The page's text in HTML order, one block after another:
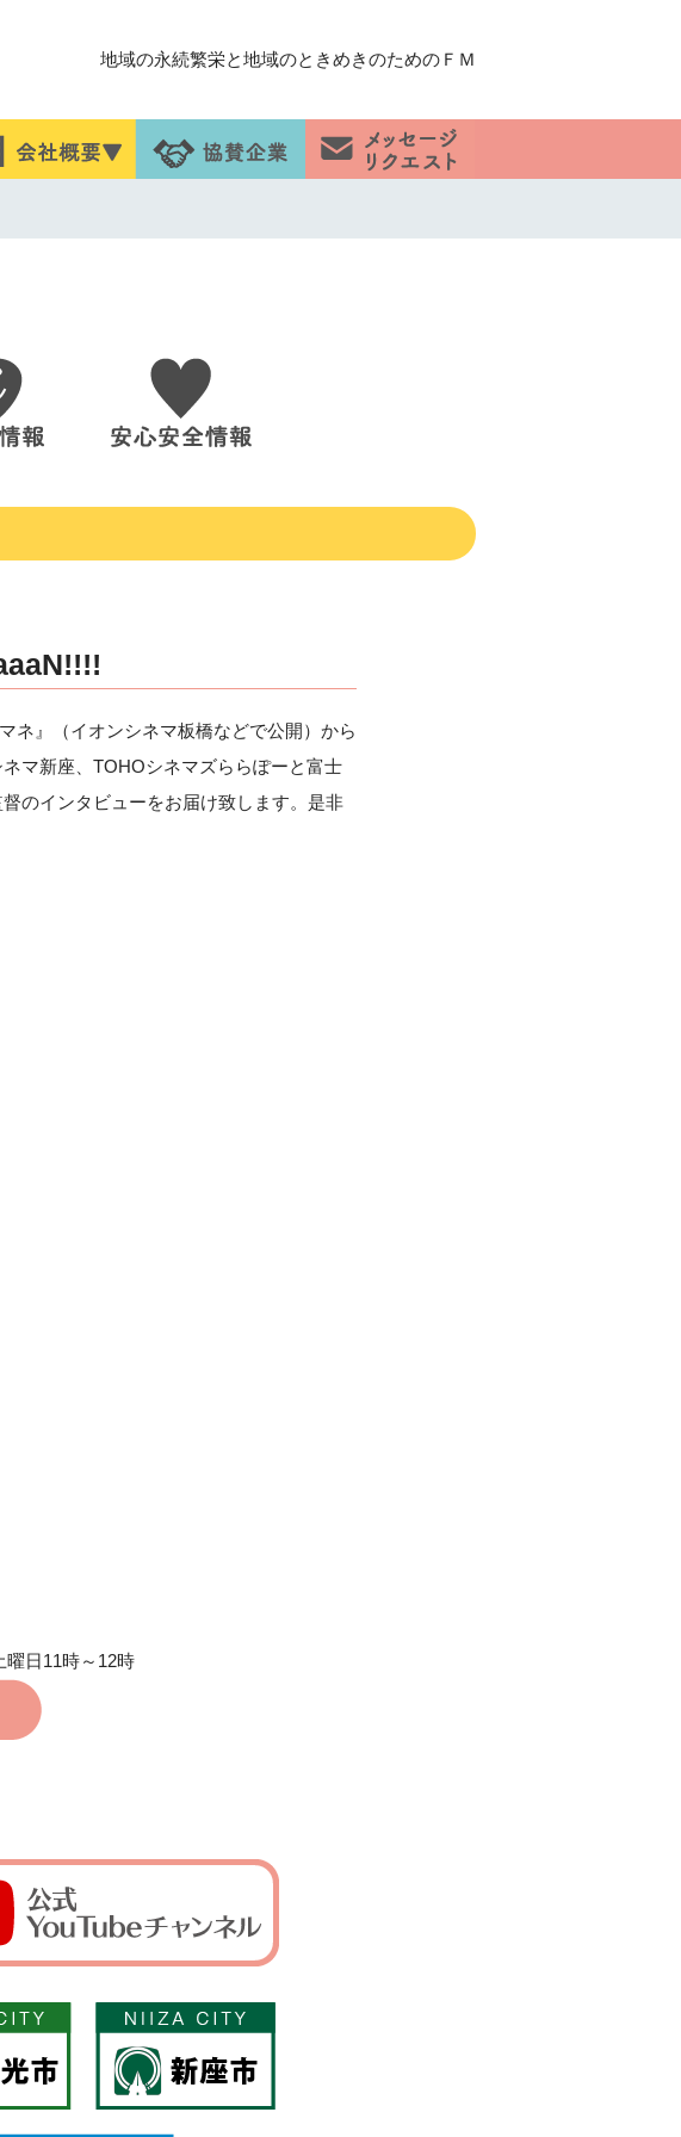
地域の永続繁栄と地域のときめきのためのＦＭ
ネ』（イオンシネマ板橋などで公開）から
マ新座、TOHOシネマズららぽーと富士
のインタビューをお届け致します。是非
曜日11時～12時